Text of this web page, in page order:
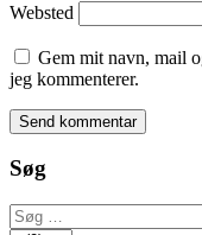
Websted
Gem mit navn, mail
jeg kommenterer.
Søg
Søg